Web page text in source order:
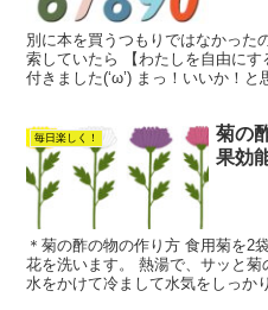
別に本を買うつもりではなかった
索していたら 【わたしを自由に
付きました(‘ω’) まっ！いいか！と
毎日楽しく！
菊の
果効
＊菊の酢の物の作り方 食用菊を2
花を洗います。 熱湯で、サッと
水をかけて冷まして水気をしっか